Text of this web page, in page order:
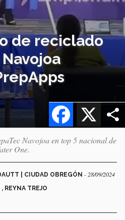
de reciclado
X
Facebook
Navojoa en top 5 nacional de
One.
| CIUDAD OBREGÓN - 28/09/2024
REYNA TREJO